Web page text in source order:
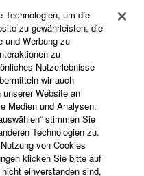
Technologien, um die
zu gewährleisten, die
und Werbung zu
zu
Nutzerlebnisse
wir auch
unserer Website an
Medien und Analysen.
stimmen Sie
Technologien zu.
von Cookies
klicken Sie bitte auf
einverstanden sind,